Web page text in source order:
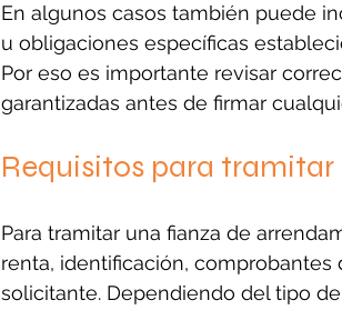
En algunos casos también puede
u obligaciones específicas
Por eso es importante revisar
garantizadas antes de firmar
Requisitos para
Para tramitar una fianza de
renta, identificación,
solicitante. Dependiendo del tipo